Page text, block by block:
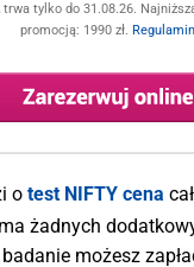
trwa tylko do 31.08.26.
promocją: 1990 zł.
o test NIFTY cena
żadnych
możesz